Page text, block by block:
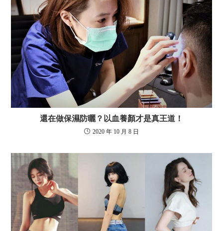
還在做保濕防曬？以血養顏才是真王道！
2020 年 10 月 8 日